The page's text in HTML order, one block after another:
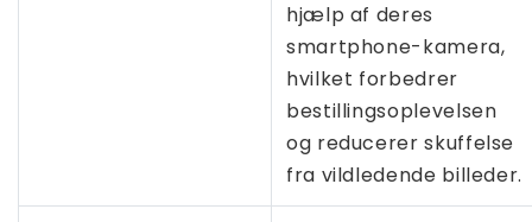
hjælp af deres
smartphone-kamera,
hvilket forbedrer
bestillingsoplevelsen
og reducerer skuffelse
fra vildledende billeder.